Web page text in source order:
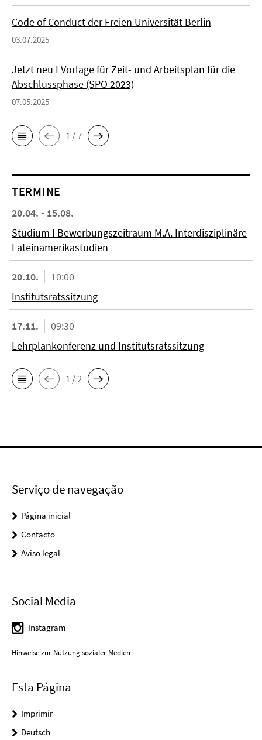
Code of Conduct der Freien Universität Berlin
03.07.2025
Jetzt neu I Vorlage für Zeit- und Arbeitsplan für die
Abschlussphase (SPO 2023)
07.05.2025
1 / 7
TERMINE
20.04. - 15.08.
Studium I Bewerbungszeitraum M.A. Interdisziplinäre
Lateinamerikastudien
20.10.
10:00
Institutsratssitzung
17.11.
09:30
Lehrplankonferenz und Institutsratssitzung
1 / 2
Serviço de navegação
Página inicial
Contacto
Aviso legal
Social Media
Instagram
Hinweise zur Nutzung sozialer Medien
Esta Página
Imprimir
Deutsch